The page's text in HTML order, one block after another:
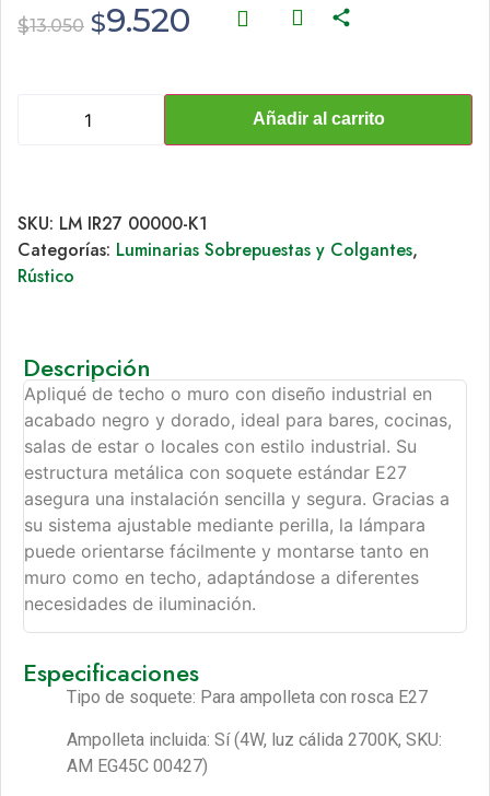
$13.050 $9.520
Añadir al carrito
SKU: LM IR27 00000-K1
Categorías: Luminarias Sobrepuestas y Colgantes,
Rústico
Descripción
Apliqué de techo o muro con diseño industrial en
acabado negro y dorado, ideal para bares, cocinas,
salas de estar o locales con estilo industrial. Su
estructura metálica con soquete estándar E27
asegura una instalación sencilla y segura. Gracias a
su sistema ajustable mediante perilla, la lámpara
puede orientarse fácilmente y montarse tanto en
muro como en techo, adaptándose a diferentes
necesidades de iluminación.
Especificaciones
Tipo de soquete: Para ampolleta con rosca E27
Ampolleta incluida: Sí (4W, luz cálida 2700K, SKU:
AM EG45C 00427)